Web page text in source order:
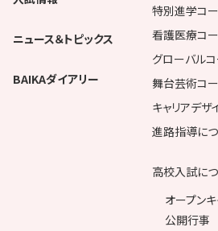
ニュース＆トピックス
BAIKAダイアリー
特別進学コ
看護医療コ
グローバルコ
舞台芸術コ
キャリアデザ
進路指導に
高校入試に
オープン
公開行事